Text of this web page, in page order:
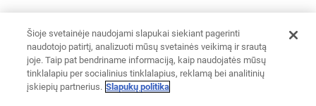
Šioje svetainėje naudojami slapukai siekiant pagerinti
naudotojo patirtį, analizuoti mūsų svetainės veikimą ir srautą
joje. Taip pat bendriname informaciją, kaip naudojatės mūsų
tinklalapiu per socialinius tinklalapius, reklamą bei analitinių
įskiepių partnerius. Slapukų politika